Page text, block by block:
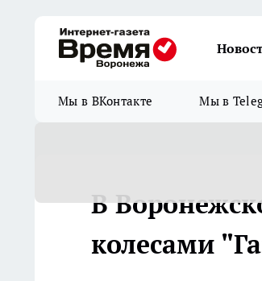
Мы в ВКонтакте Мы в
В
колесами